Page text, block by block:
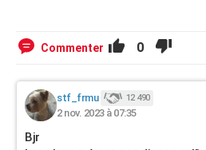
Commenter 0
stf_frmu 12 490
2 nov. 2023 à 07:35
Bjr